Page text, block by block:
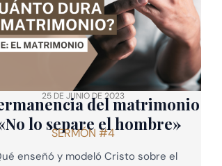
25 DE JUNIO DE 2023del matrimonio
lo separe el hombre»
SERMÓN #4
enseñó y modeló Cristo sobre el